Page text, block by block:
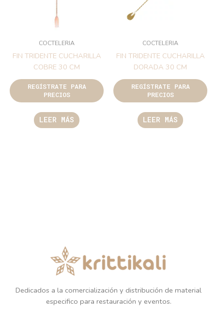
COCTELERIA
FIN TRIDENTE CUCHARILLA
COBRE 30 CM
REGÍSTRATE PARA
PRECIOS
LEER MÁS
COCTELERIA
FIN TRIDENTE CUCHARILLA
DORADA 30 CM
REGÍSTRATE PARA
PRECIOS
LEER MÁS
Dedicados a la comercialización y distribución de material
especifico para restauración y eventos.